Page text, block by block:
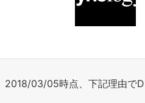
2018/03/05時点、下記理由で